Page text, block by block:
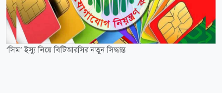
‘সিম’ ইস্যু নিয়ে বিটিআরসির নতুন সিদ্ধান্ত